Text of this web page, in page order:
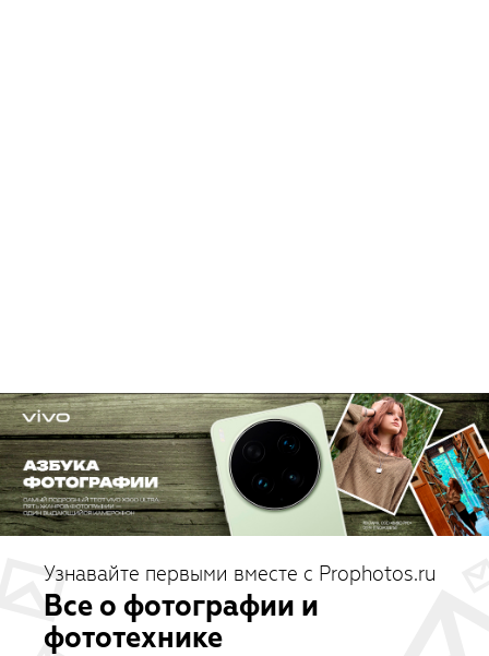
Узнавайте первыми вместе с Prophotos.ru
Все о фотографии и
фототехнике